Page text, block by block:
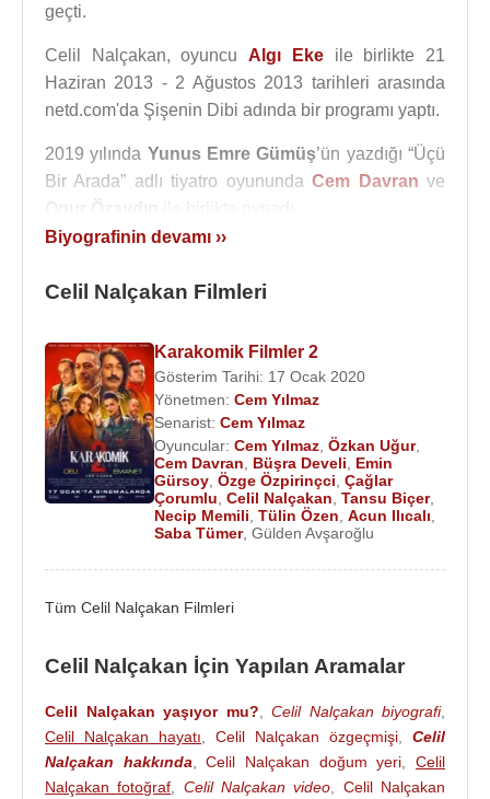
geçti.
Celil Nalçakan, oyuncuAlgı Ekeile birlikte 21
Haziran 2013 - 2 Ağustos 2013 tarihleri arasında
netd.com'da Şişenin Dibi adında bir programı yaptı.
2019 yılında Yunus Emre Gümüş’ün yazdığı “Üçü
Bir Arada” adlı tiyatro oyunundaCem Davran ve
Rol Aldığı Tiyatro Oyunları
2019 - Üçü Bir Arada:
Yunus Emre Gümüş
İstanbul Halk Tiyatrosu
Filmleri ve Dizileri:
2021 - Kimya (Sinema Filmi)
2021 - Kardeslerim (Akif Atakul) (TV Dizisi)
2021 - Partner (Rıfat) (Sinema Filmi)
2020 - Kırmızı Oda (Garip) (TV Dizisi)
2020 - Ben Bir Denizim (Ahmet) (Sinema Filmi)
2020 - Karakomik Filmler: Emanet (Sinema Filmi)
2019 - Ağlak Arif (TV Filmi)
2017 - Poyraz Karayel: Küresel Sermaye (Zülfikar
Ülgen) (Sinema Filmi)
2015-2017 - Poyraz Karayel (Zülfikar Ülgen) (TV
Dizisi)
2013-2014 - Vicdan (Faruk) (TV Dizisi)
Biyografinin devamı ››
Celil Nalçakan Filmleri
Karakomik Filmler 2
Gösterim Tarihi: 17 Ocak 2020
Yönetmen: Cem Yılmaz
Senarist: Cem Yılmaz
Oyuncular: Cem Yılmaz Özkan Uğur,
Cem Davran
Büşra Develi
Emin
Gürsoy Özge Özpirinçci Çağlar
Çorumlu Celil Nalçakan Tansu Biçer,
Necip Memili Tülin Özen Acun Ilıcalı
Saba Tümer, Gülden Avşaroğlu
Tüm Celil Nalçakan Filmleri
Celil Nalçakan İçin Yapılan Aramalar
Celil Nalçakan yaşıyor mu? Celil Nalçakan biyografi,
Celil Nalçakan hayatı
Celil Nalçakan özgeçmişi
Celil
Nalçakan hakkında ,Celil Nalçakan doğum yeri ,Celil
Nalçakan fotoğraf
Celil Nalçakan video
Celil Nalçakan